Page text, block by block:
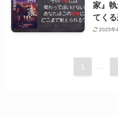
家』
てく
2025年
1